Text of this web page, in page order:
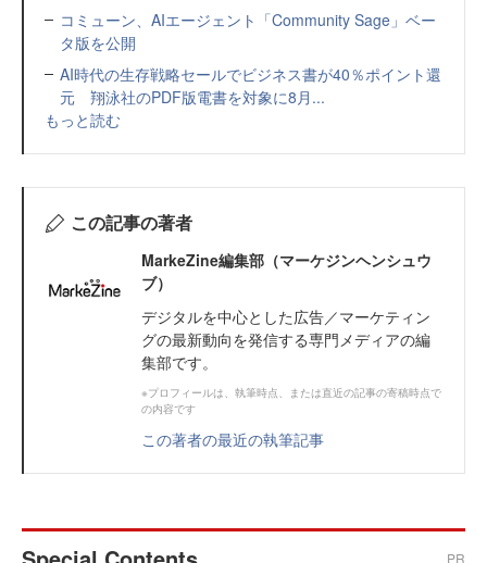
コミューン、AIエージェント「Community Sage」ベー
タ版を公開
AI時代の生存戦略セールでビジネス書が40％ポイント還
元 翔泳社のPDF版電書を対象に8月...
もっと読む
この記事の著者
MarkeZine編集部（マーケジンヘンシュウ
ブ）
デジタルを中心とした広告／マーケティン
グの最新動向を発信する専門メディアの編
集部です。
※プロフィールは、執筆時点、または直近の記事の寄稿時点で
の内容です
この著者の最近の執筆記事
PR